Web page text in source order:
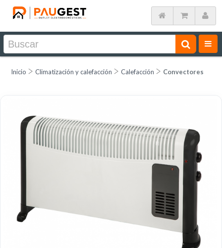
Inicio Climatización y calefacción Calefacción Convectores